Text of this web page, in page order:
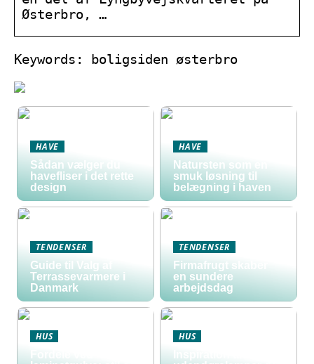
Østerbro, …
Keywords: boligsiden østerbro
HAVE
Sådan vælger du
havefliser i det rette
design
HAVE
Natursten som en
smuk løsning til
belægning i haven
TENDENSER
Guide til Valg af
Terrassevarmere i
Danmark
TENDENSER
Firmafrugt skaber
en sundere
arbejdsdag
HUS
Fordele ved
HUS
Inspiration til